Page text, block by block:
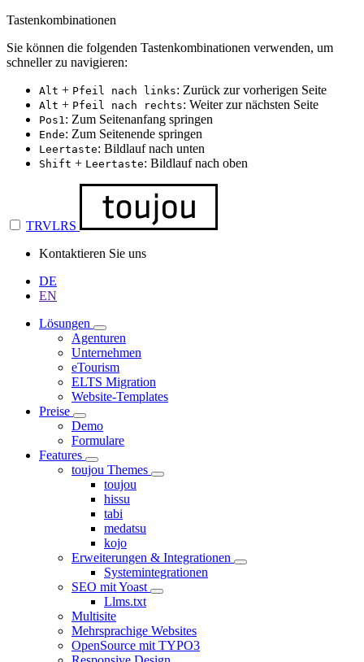
Tastenkombinationen
Sie können die folgenden Tastenkombinationen verwenden, um
schneller zu navigieren:
Alt + Pfeil nach links: Zurück zur vorherigen Seite
Alt + Pfeil nach rechts: Weiter zur nächsten Seite
Pos1: Zum Seitenanfang springen
Ende: Zum Seitenende springen
Leertaste: Bildlauf nach unten
Shift + Leertaste: Bildlauf nach oben
TRVLRS
Kontaktieren Sie uns
DE
EN
Lösungen
Agenturen
Unternehmen
eTourism
ELTS Migration
Website-Templates
Preise
Demo
Formulare
Features
toujou Themes
toujou
hissu
tabi
medatsu
kojo
Erweiterungen & Integrationen
Systemintegrationen
SEO mit Yoast
Llms.txt
Multisite
Mehrsprachige Websites
OpenSource mit TYPO3